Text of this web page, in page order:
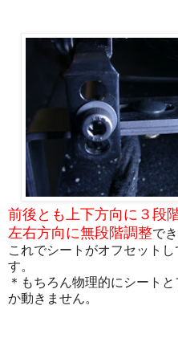
前後とも上下方向に３段
左右方向に無段階調整で
これでシートがオフセット
す。
＊もちろん物理的にシート
か動きません。